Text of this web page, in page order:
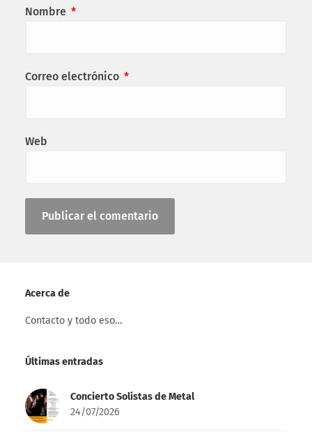
Nombre *
Correo electrónico *
Web
Acerca de
Contacto y todo eso…
Últimas entradas
Concierto Solistas de Metal
24/07/2026